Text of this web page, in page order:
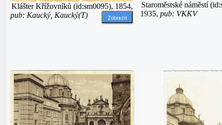
Klášter Křížovníků (id:sm0095), 1854,
pub: Kaucký, Kaucký(T)
Zobrazit
Staroměstské náměstí
1935, pub: VKKV